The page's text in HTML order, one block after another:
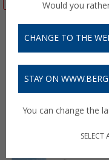
Would you
CHANGE TO THE
STAY ON
You can change the
SELECT